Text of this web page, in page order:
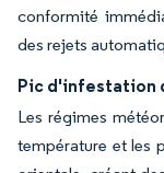
conformité
des rejets
Pic d'infestation
Les régimes
température et les